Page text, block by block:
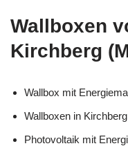
Wallboxen
Kirchberg
Wallbox mit
Wallboxen in
Photovoltaik mit